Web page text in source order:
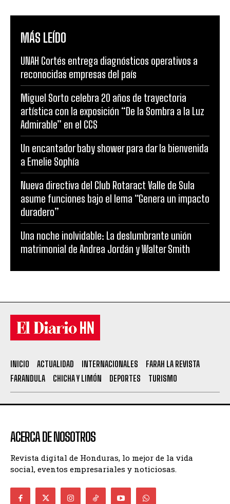
MÁS LEÍDO
UNAH Cortés entrega diagnósticos operativos a
reconocidas empresas del país
Miguel Sorto celebra 20 años de trayectoria
artística con la exposición “De la Sombra a la Luz
Admirable” en el CCS
Un encantador baby shower para dar la bienvenida
a Emelie Sophía
Nueva directiva del Club Rotaract Valle de Sula
asume funciones bajo el lema “Genera un impacto
duradero”
Una noche inolvidable: La deslumbrante unión
matrimonial de Andrea Jordán y Walter Smith
INICIO ACTUALIDAD INTERNACIONALES
FARAH LA REVISTA
FARANDULA
CHICHA Y LIMÓN DEPORTES TURISMO
ACERCA DE NOSOTROS
Revista digital de Honduras, lo mejor de la vida
social, eventos empresariales y noticiosas.